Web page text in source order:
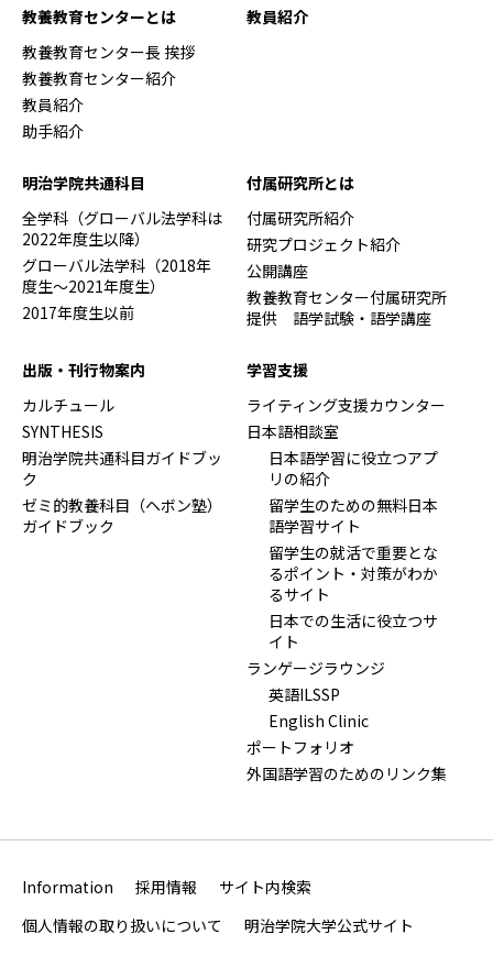
教養教育センターとは
教養教育センター長 挨拶
教養教育センター紹介
教員紹介
助手紹介
教員紹介
明治学院共通科目
全学科（グローバル法学科は
2022年度生以降）
グローバル法学科（2018年
度生～2021年度生）
2017年度生以前
付属研究所とは
付属研究所紹介
研究プロジェクト紹介
公開講座
教養教育センター付属研究所
提供 語学試験・語学講座
出版・刊行物案内
カルチュール
SYNTHESIS
明治学院共通科目ガイドブッ
ク
ゼミ的教養科目（ヘボン塾）
ガイドブック
学習支援
ライティング支援カウンター
日本語相談室
日本語学習に役立つアプ
リの紹介
留学生のための無料日本
語学習サイト
留学生の就活で重要とな
るポイント・対策がわか
るサイト
日本での生活に役立つサ
イト
ランゲージラウンジ
英語ILSSP
English Clinic
ポートフォリオ
外国語学習のためのリンク集
Information 採用情報
サイト内検索
個人情報の取り扱いについて
明治学院大学公式サイト